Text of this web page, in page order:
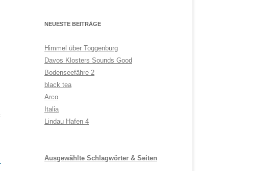
NEUESTE BEITRÄGE
Himmel über Toggenburg
Davos Klosters Sounds Good
Bodenseefähre 2
black tea
Arco
Italia
Lindau Hafen 4
Ausgewählte Schlagwörter & Seiten